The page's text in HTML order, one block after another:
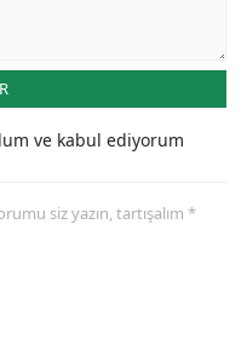
Nevşehir
Ordu
ve kabul ediyorum
siz yazın, tartışalım *